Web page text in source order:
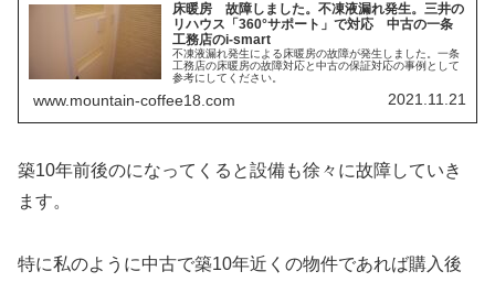
床暖房 故障しました。不凍液漏れ発生。三井の
リハウス「360°サポート」で対応 中古の一条
工務店のi-smart
不凍液漏れ発生による床暖房の故障が発生しました。一条
工務店の床暖房の故障対応と中古の保証対応の事例として
参考にしてください。
www.mountain-coffee18.com 2021.11.21
築10年前後のになってくると設備も徐々に故障していき
ます。
特に私のように中古で築10年近くの物件であれば購入後